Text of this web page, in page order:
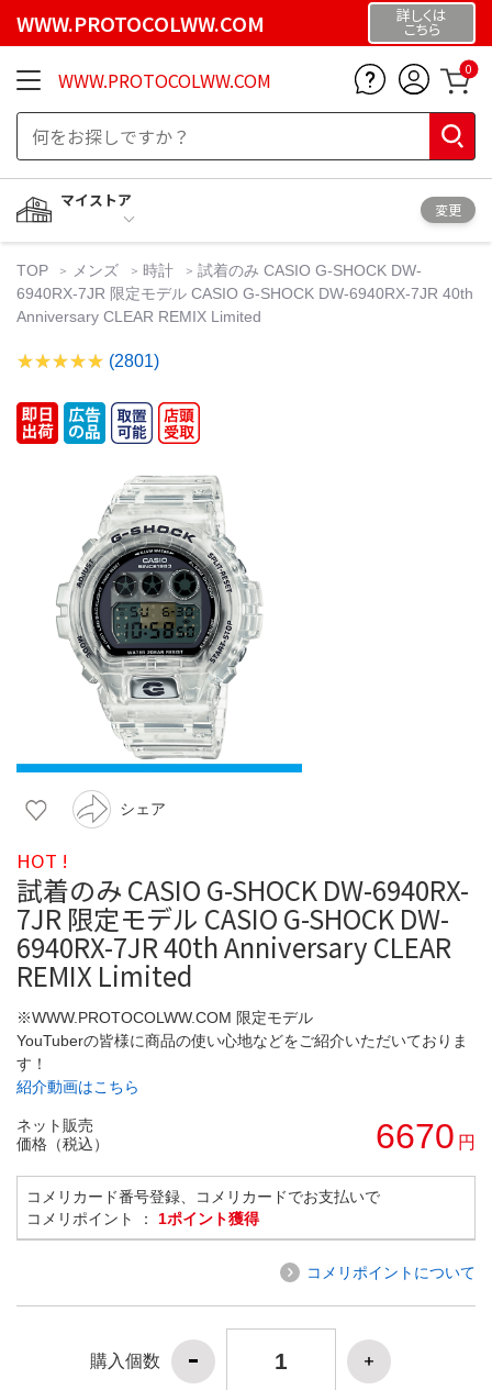
WWW.PROTOCOLWW.COM 詳しくは
こちら
WWW.PROTOCOLWW.COM 0
マイストア
変更
TOP メンズ 時計
試着のみ CASIO G-SHOCK DW-
6940RX-7JR 限定モデル CASIO G-SHOCK DW-6940RX-7JR 40th
Anniversary CLEAR REMIX Limited
(2801)
シェア
HOT !
試着のみ CASIO G-SHOCK DW-6940RX-
7JR 限定モデル CASIO G-SHOCK DW-
6940RX-7JR 40th Anniversary CLEAR
REMIX Limited
※WWW.PROTOCOLWW.COM 限定モデル
YouTuberの皆様に商品の使い心地などをご紹介いただいておりま
す！
紹介動画はこちら
ネット販売
価格（税込）
6670 円
コメリカード番号登録、コメリカードでお支払いで
コメリポイント ： 1ポイント獲得
コメリポイントについて
購入個数